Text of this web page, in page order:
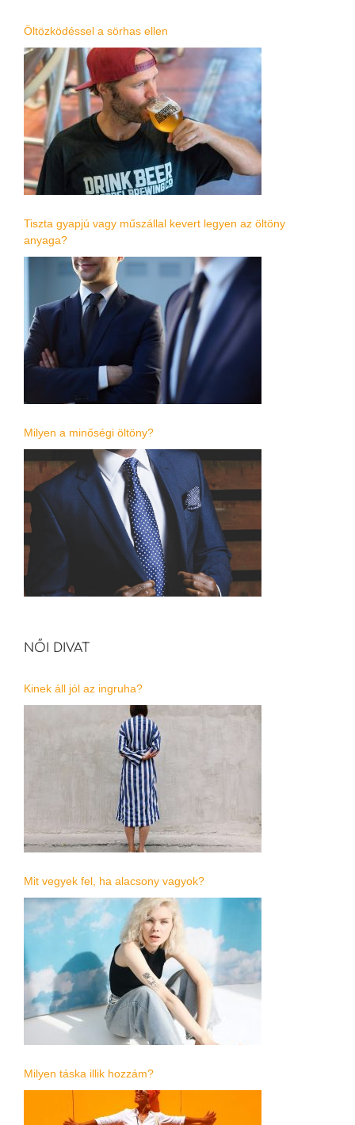
Öltözködéssel a sörhas ellen
Tiszta gyapjú vagy műszállal kevert legyen az öltöny
anyaga?
Milyen a minőségi öltöny?
NŐI DIVAT
Kinek áll jól az ingruha?
Mit vegyek fel, ha alacsony vagyok?
Milyen táska illik hozzám?